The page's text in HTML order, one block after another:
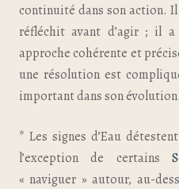
continuité dans son action.
réfléchit avant d’agir ; il
approche cohérente et
une résolution est
important dans son évolution.
* Les signes d’Eau
l’exception de certains
« naviguer » autour, au-